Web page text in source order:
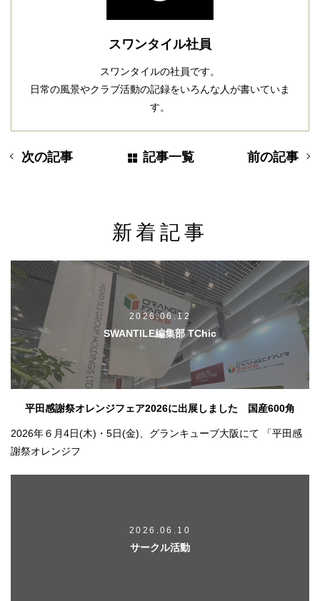
スワンタイル社員
スワンタイルの社員です。
日常の風景やクラブ活動の記録をいろんな人が書いていま
す。
次の記事 記事一覧 前の記事
新着記事
2026.06.12
SWANTILE編集部 TChic
平田感謝祭オレンジフェア2026に出展しました 国産600角
2026年６月4日(木)・5日(金)、グランキューブ大阪にて 「平田感
謝祭オレンジフ
2026.06.10
サークル活動